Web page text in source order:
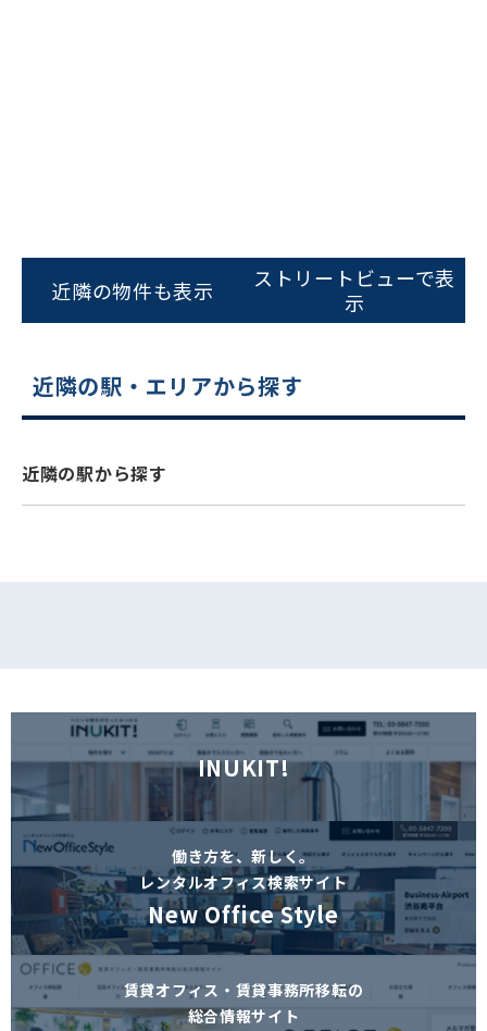
スムーズにご案内できます
0120-620-213
近隣の物件も表示
ストリートビューで表
示
近隣の駅・エリアから探す
近隣の駅から探す
INUKIT!
働き方を、新しく。
レンタルオフィス検索サイト
New Office Style
賃貸オフィス・賃貸事務所移転の
総合情報サイト